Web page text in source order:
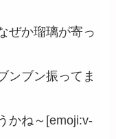
ぜか瑠璃が寄っ
ンブン振ってま
かね～[emoji:v-